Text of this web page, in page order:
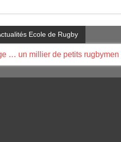
Ecole de Rugby
… un millier de petits rugbymen